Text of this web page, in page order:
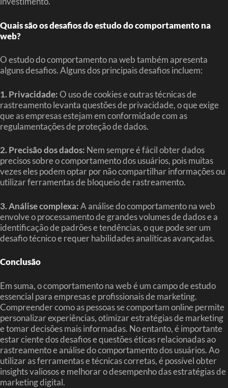
Quais são os desafios do estudo do comportamento na
web?
O estudo do comportamento na web também apresenta
alguns desafios. Alguns dos principais desafios incluem:
1. Privacidade:O uso de cookies e outras técnicas de
rastreamento levanta questões de privacidade, o que exige
que as empresas estejam em conformidade com as
regulamentações de proteção de dados.
2. Precisão dos dados: Nem sempre é fácil obter dados
precisos sobre o comportamento dos usuários, pois muitas
vezes eles podem optar por não compartilhar informações ou
utilizar ferramentas de bloqueio de rastreamento.
3. Análise complexa:A análise do comportamento na web
envolve o processamento de grandes volumes de dados e a
identificação de padrões e tendências, o que pode ser um
desafio técnico e requer habilidades analíticas avançadas.
Conclusão
Em suma, o comportamento na web é um campo de estudo
essencial para empresas e profissionais de marketing.
Compreender como as pessoas se comportam online permite
personalizar experiências, otimizar estratégias de marketing
e tomar decisões mais informadas. No entanto, é importante
estar ciente dos desafios e questões éticas relacionadas ao
rastreamento e análise do comportamento dos usuários. Ao
utilizar as ferramentas e técnicas corretas, é possível obter
insights valiosos e melhorar o desempenho das estratégias de
marketing digital.